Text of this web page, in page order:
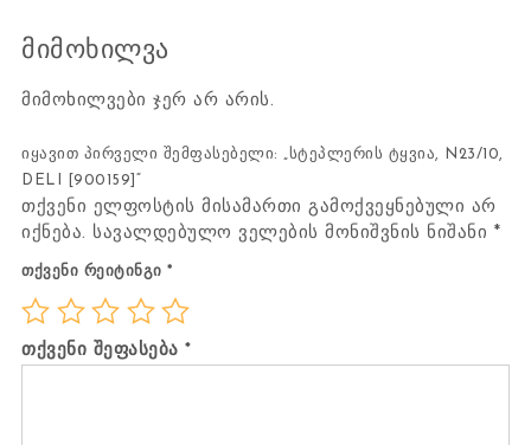
მიმოხილვა
მიმოხილვები ჯერ არ არის.
იყავით პირველი შემფასებელი: „სტეპლერის ტყვია, N23/10,
DELI [900159]“
თქვენი ელფოსტის მისამართი გამოქვეყნებული არ
იქნება. სავალდებულო ველების მონიშვნის ნიშანი *
თქვენი რეიტინგი*
თქვენი შეფასება*